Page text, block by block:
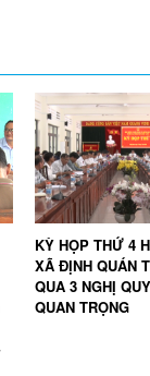
CỤM TỔ SỐ 2
LUẬN CÁC NỘI
TRƯỚC KỲ HỌP
THƯỜNG LỆ